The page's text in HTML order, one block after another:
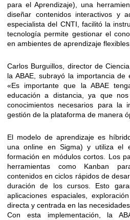
para el Aprendizaje), una
diseñar contenidos interactivos y
especialista del CNTI, facilitó la
tecnología permite gestionar el
en ambientes de aprendizaje
​Carlos Burguillos, director de
la ABAE, subrayó la importancia de
«Es importante que la ABAE
educación a distancia, ya que
conocimientos necesarios para la
gestión de la plataforma de manera
​El modelo de aprendizaje es
una online en Sigma) y utiliza el
formación en módulos cortos. Los
herramientas como Kanban
contenidos en ciclos rápidos de
duración de los cursos. Esto
aplicaciones espaciales,
directa y centrada en las
​Con esta implementación, la